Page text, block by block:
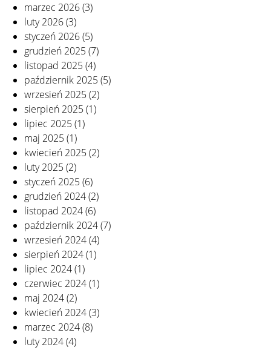
marzec 2026(3)
luty 2026(3)
styczeń 2026(5)
grudzień 2025(7)
listopad 2025(4)
październik 2025(5)
wrzesień 2025(2)
sierpień 2025(1)
lipiec 2025(1)
maj 2025(1)
kwiecień 2025(2)
luty 2025(2)
styczeń 2025(6)
grudzień 2024(2)
listopad 2024(6)
październik 2024(7)
wrzesień 2024(4)
sierpień 2024(1)
lipiec 2024(1)
czerwiec 2024(1)
maj 2024(2)
kwiecień 2024(3)
marzec 2024(8)
luty 2024(4)